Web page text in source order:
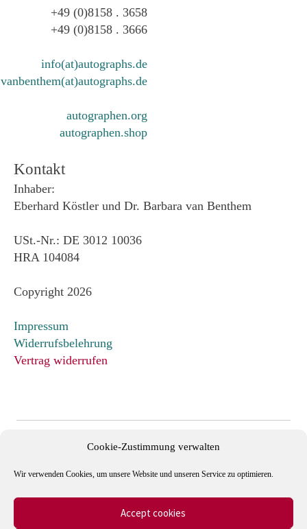
Cookie-Zustimmung verwalten
Wir verwenden Cookies, um unsere Website und unseren Service zu optimieren.
Accept cookies
+49 (0)8158 . 3658
+49 (0)8158 . 3666
info(at)autographs.de
vanbenthem(at)autographs.de
autographen.org
autographen.shop
Kontakt
Inhaber:
Eberhard Köstler und Dr. Barbara van Benthem
USt.-Nr.: DE 3012 10036
HRA 104084
Copyright 2026
Impressum
Widerrufsbelehrung
Vertrag widerrufen